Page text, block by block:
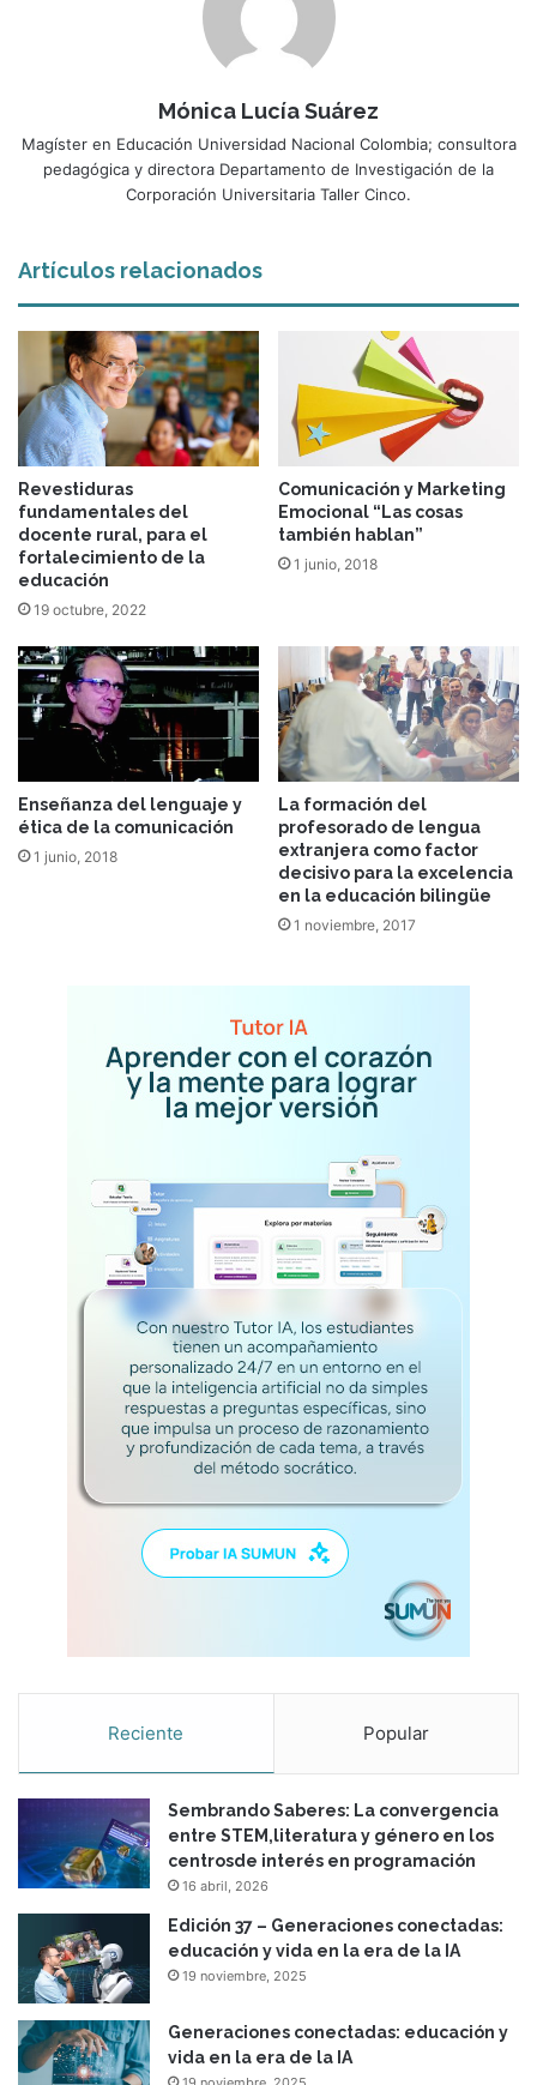
Mónica Lucía Suárez
Magíster en Educación Universidad Nacional Colombia; consultora
pedagógica y directora Departamento de Investigación de la
Corporación Universitaria Taller Cinco.
Artículos relacionados
Revestiduras
fundamentales del
docente rural, para el
fortalecimiento de la
educación
19 octubre, 2022
Comunicación y Marketing
Emocional “Las cosas
también hablan”
1 junio, 2018
Enseñanza del lenguaje y
ética de la comunicación
1 junio, 2018
La formación del
profesorado de lengua
extranjera como factor
decisivo para la excelencia
en la educación bilingüe
1 noviembre, 2017
Reciente Popular
Sembrando Saberes: La convergencia
entre STEM,literatura y género en los
centrosde interés en programación
16 abril, 2026
Edición 37 – Generaciones conectadas:
educación y vida en la era de la IA
19 noviembre, 2025
Generaciones conectadas: educación y
vida en la era de la IA